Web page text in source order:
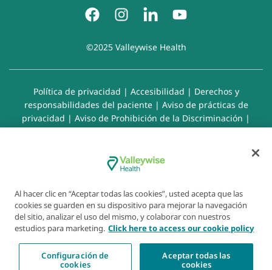
Servicios
Enceuntre un
médico
©2025 Valleywise Health
Política de privacidad | Accesibilidad | Derechos y
responsabilidades del paciente| Aviso de prácticas de
privacidad | Aviso de Prohibición de la Discriminación |
Exención de responsabilidad con respecto a sitios web
Al hacer clic en “Aceptar todas las cookies”, usted acepta que las
cookies se guarden en su dispositivo para mejorar la navegación
del sitio, analizar el uso del mismo, y colaborar con nuestros
estudios para marketing. Click here to access our cookie policy
Configuración de
cookies
Aceptar todas las
cookies